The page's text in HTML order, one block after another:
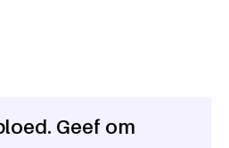
Geef om